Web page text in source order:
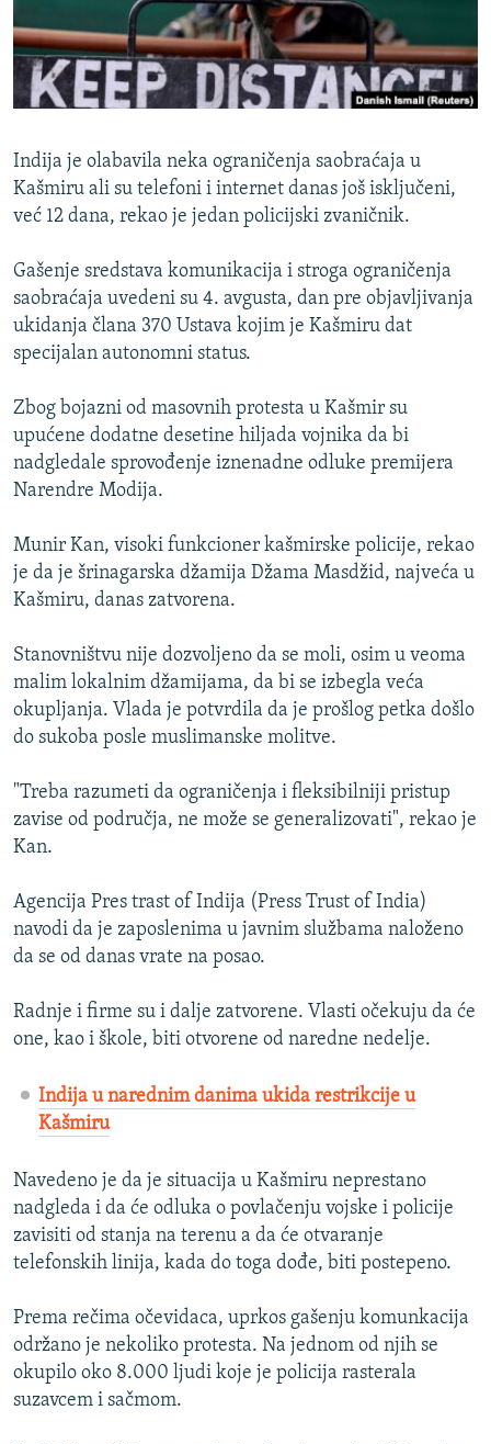
DNEVNO@RSE
SPECIJALI RSE
GENOCID U SREBRENICI
POPLAVE I KLIZIŠTA U BIH 2024.
TV LIBERTY
POST SCRIPTUM
MOJA EVROPA
SVE KARTE DEJTONA
NASTANAK I RASPAD JUGOSLAVIJE
PRATITE NAS
Sve RFE/RL stranice
Indija je olabavila neka ograničenja saobraćaja u
Kašmiru ali su telefoni i internet danas još isključeni,
već 12 dana, rekao je jedan policijski zvaničnik.
Gašenje sredstava komunikacija i stroga ograničenja
saobraćaja uvedeni su 4. avgusta, dan pre objavljivanja
ukidanja člana 370 Ustava kojim je Kašmiru dat
specijalan autonomni status.
Zbog bojazni od masovnih protesta u Kašmir su
upućene dodatne desetine hiljada vojnika da bi
nadgledale sprovođenje iznenadne odluke premijera
Narendre Modija.
Munir Kan, visoki funkcioner kašmirske policije, rekao
je da je šrinagarska džamija Džama Masdžid, najveća u
Kašmiru, danas zatvorena.
Stanovništvu nije dozvoljeno da se moli, osim u veoma
malim lokalnim džamijama, da bi se izbegla veća
okupljanja. Vlada je potvrdila da je prošlog petka došlo
do sukoba posle muslimanske molitve.
"Treba razumeti da ograničenja i fleksibilniji pristup
zavise od područja, ne može se generalizovati", rekao je
Kan.
Agencija Pres trast of Indija (Press Trust of India)
navodi da je zaposlenima u javnim službama naloženo
da se od danas vrate na posao.
Radnje i firme su i dalje zatvorene. Vlasti očekuju da će
one, kao i škole, biti otvorene od naredne nedelje.
Indija u narednim danima ukida restrikcije u
Kašmiru
Navedeno je da je situacija u Kašmiru neprestano
nadgleda i da će odluka o povlačenju vojske i policije
zavisiti od stanja na terenu a da će otvaranje
telefonskih linija, kada do toga dođe, biti postepeno.
Prema rečima očevidaca, uprkos gašenju komunkacija
održano je nekoliko protesta. Na jednom od njih se
okupilo oko 8.000 ljudi koje je policija rasterala
suzavcem i sačmom.